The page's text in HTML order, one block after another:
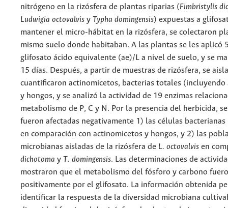
nitrógeno en la rizósfera de plantas riparias (Fimbristylis
Ludwigia octovalvis y Typha domingensis) expuestas a
mantener el micro-hábitat en la rizósfera, se colectaron
mismo suelo donde habitaban. A las plantas se les aplicó
glifosato ácido equivalente (ae)/L a nivel de suelo, y se
15 días. Después, a partir de muestras de rizósfera, se
cuantificaron actinomicetos, bacterias totales (incluyendo
y hongos, y se analizó la actividad de 19 enzimas
metabolismo de P, C y N. Por la presencia del herbicida,
fueron afectadas negativamente 1) las células
en comparación con actinomicetos y hongos, y 2) las
microbianas aisladas de la rizósfera de L. octovalvis en
dichotoma y T. domingensis. Las determinaciones de
mostraron que el metabolismo del fósforo y carbono
positivamente por el glifosato. La información obtenida
identificar la respuesta de la diversidad microbiana